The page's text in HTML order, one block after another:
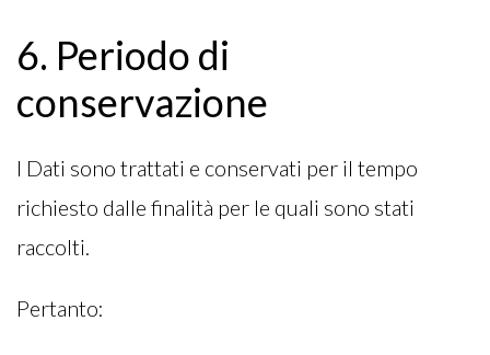
6. Periodo di
conservazione
I Dati sono trattati e conservati per il tempo
richiesto dalle finalità per le quali sono stati
raccolti.
Pertanto: